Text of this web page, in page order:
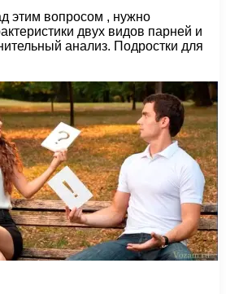
этим вопросом , нужно
двух видов парней и
анализ. Подростки для